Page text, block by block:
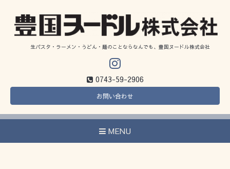
生パスタ・ラーメン・うどん・麺のことならなんでも、豊国ヌードル株式会社
0743-59-2906
お問い合わせ
MENU